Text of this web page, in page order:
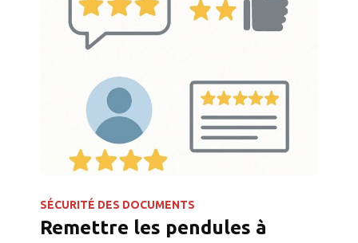
SÉCURITÉ DES DOCUMENTS
Remettre les pendules à